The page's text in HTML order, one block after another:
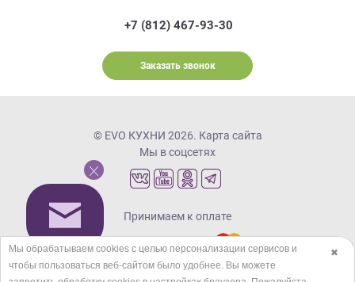
+7 (812) 467-93-30
Заказать звонок
© EVO КУХНИ 2026. Карта сайта
Мы в соцсетях
Принимаем к оплате
Кредиты и рассрочка
✖
Мы обрабатываем cookies с целью персонализации сервисов и
чтобы пользоваться веб-сайтом было удобнее. Вы можете